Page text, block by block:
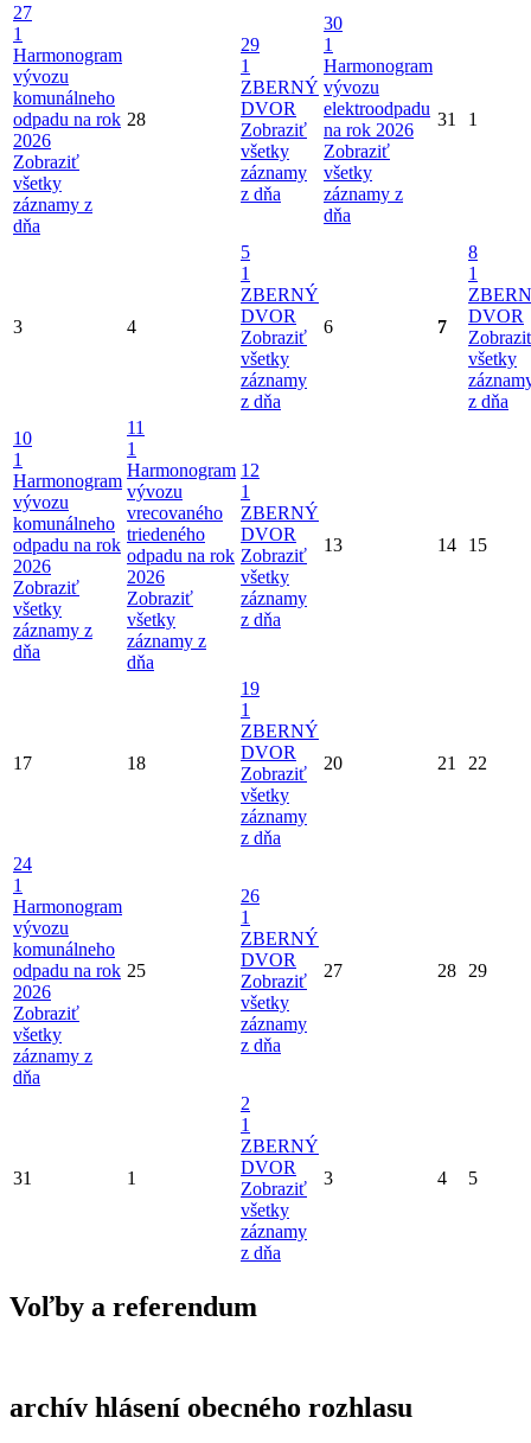
27
1
Harmonogram
vývozu
komunálneho
odpadu na rok
2026
Zobraziť
všetky
záznamy z
dňa
28
29
1
ZBERNÝ
DVOR
Zobraziť
všetky
záznamy
z dňa
30
1
Harmonogram
vývozu
elektroodpadu
na rok 2026
Zobraziť
všetky
záznamy z
dňa
31 1
3 4
5
1
ZBERNÝ
DVOR
Zobraziť
všetky
záznamy
z dňa
6 7
8
1
DVOR
všetky
z dňa
10
1
Harmonogram
vývozu
komunálneho
odpadu na rok
2026
Zobraziť
všetky
záznamy z
dňa
11
1
Harmonogram
vývozu
vrecovaného
triedeného
odpadu na rok
2026
Zobraziť
všetky
záznamy z
dňa
12
1
ZBERNÝ
DVOR
Zobraziť
všetky
záznamy
z dňa
13 14 15
17 18
19
1
ZBERNÝ
DVOR
Zobraziť
všetky
záznamy
z dňa
20 21 22
24
1
Harmonogram
vývozu
komunálneho
odpadu na rok
2026
Zobraziť
všetky
záznamy z
dňa
25
26
1
ZBERNÝ
DVOR
Zobraziť
všetky
záznamy
z dňa
27 28 29
31 1
2
1
ZBERNÝ
DVOR
Zobraziť
všetky
záznamy
z dňa
3 4 5
Voľby a referendum
archív hlásení obecného rozhlasu